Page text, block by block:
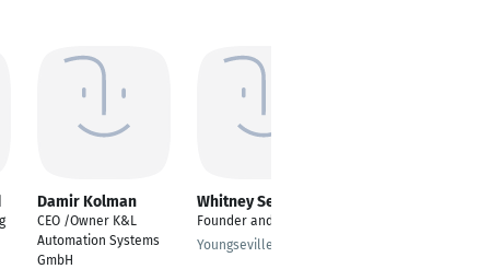
Damir Kolman
CEO /Owner K&L
Automation Systems
GmbH
Whitney Segura
Founder and Owner
Youngseville